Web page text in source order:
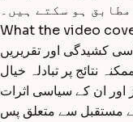
ہو سکتے ہیں۔
What the video
کشیدگی اور تقریریں
نتائج پر تبادلہ خیال
اور ان کے سیاسی اثرات
مستقبل سے متعلق پس